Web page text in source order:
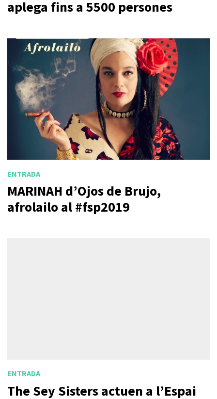
aplega fins a 5500 persones
ENTRADA
MARINAH d’Ojos de Brujo,
afrolailo al #fsp2019
ENTRADA
The Sey Sisters actuen a l’Espai